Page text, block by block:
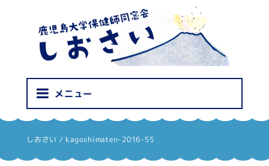
メニュー
しおさい / kagoshimaten-2016-55